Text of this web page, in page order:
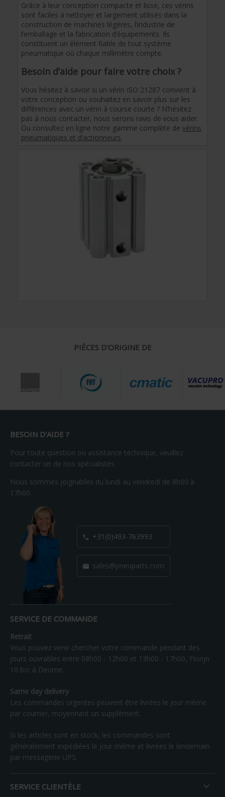
Grâce à leur conception compacte et lisse, ces vérins
sont faciles à nettoyer et largement utilisés dans la
construction de machines légères, l’industrie de
l’emballage et la fabrication d’équipements. Ils
constituent un élément fiable de tout système
pneumatique où chaque millimètre compte.
Besoin d’aide pour faire votre choix ?
Vous hésitez à savoir si un vérin ISO 21287 convient à
votre conception ou souhaitez en savoir plus sur les
différences avec un vérin à course courte ? N’hésitez
pas à nous contacter, nous serons ravis de vous aider.
Ou consultez en ligne notre gamme complète devérins
pneumatiques et d’actionneurs.
PIÈCES D'ORIGINE DE
BESOIN D'AIDE ?
Pour toute question ou assistance technique, veuillez
contacter un de nos spécialistes.
Nous sommes joignables du lundi au vendredi de 8h00 à
17h00.
 +31(0)493-763993
 sales@pneuparts.com
SERVICE DE COMMANDE
Retrait
Vous pouvez venir chercher votre commande pendant des
jours ouvrables entre 08h00 - 12h00 et 13h00 - 17h00, Florijn
10 b/c à Deurne.
Same day delivery
Les commandes urgentes peuvent être livrées le jour même
par courrier, moyennant un supplément.
Si les articles sont en stock, les commandes sont
généralement expédiées le jour même et livrées le lendemain
par messagerie UPS.
SERVICE CLIENTÈLE 